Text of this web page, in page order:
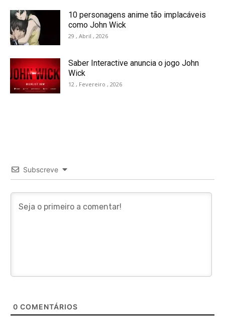
10 personagens anime tão implacáveis
como John Wick
29 , Abril , 2026
Saber Interactive anuncia o jogo John
Wick
12 , Fevereiro , 2026
Subscreve
0 COMENTÁRIOS